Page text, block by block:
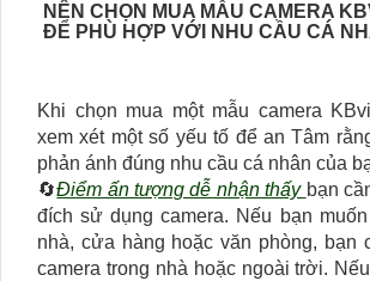
NÊN CHỌN MUA MẪU CAMERA
ĐỂ PHÙ HỢP VỚI NHU CẦU CÁ
Khi chọn mua một mẫu camera
xem xét một số yếu tố để an Tâm
phản ánh đúng nhu cầu cá nhân của
🔄Điểm ấn tượng dễ nhận thấy bạn
đích sử dụng camera. Nếu bạn
nhà, cửa hàng hoặc văn phòng, bạn
camera trong nhà hoặc ngoài trời.